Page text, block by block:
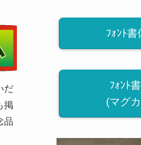
だ
掲
品
ﾌｫﾝﾄ
ﾌｫﾝﾄ
(マグ